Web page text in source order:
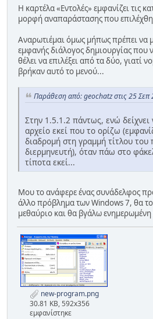
Η καρτέλα «Εντολές» εμφανίζει τις
μορφή αναπαράστασης που
Αναρωτιέμαι όμως μήπως πρέπει να
εμφανής διάλογος δημιουργίας που
θέλει να επιλέξει από τα δύο, γιατί
βρήκαν αυτό το μενού...
Παράθεση από: geochatz στις 25
Στην 1.5.1.2 πάντως, ενώ
αρχείο εκεί που το ορίζω
διαδρομή στη γραμμή τίτλου
διερμηνευτή), όταν πάω στο
τίποτα εκεί...
Μου το ανάφερε ένας συνάδελφος
άλλο πρόβλημα των Windows 7, θα
μεθαύριο και θα βγάλω
new-program.png
30.81 KB, 592x356
εμφανίστηκε